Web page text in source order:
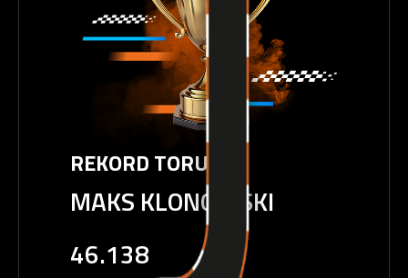
REKORD TORU
MAKS KLONOWSKI
46.138